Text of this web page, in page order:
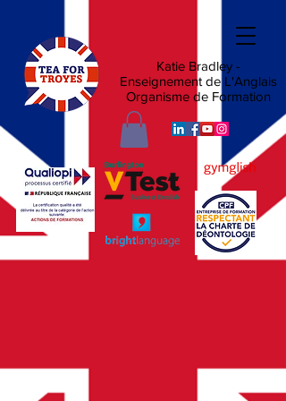
Katie Bradley -
Enseignement de L'Anglais
Organisme de Formation